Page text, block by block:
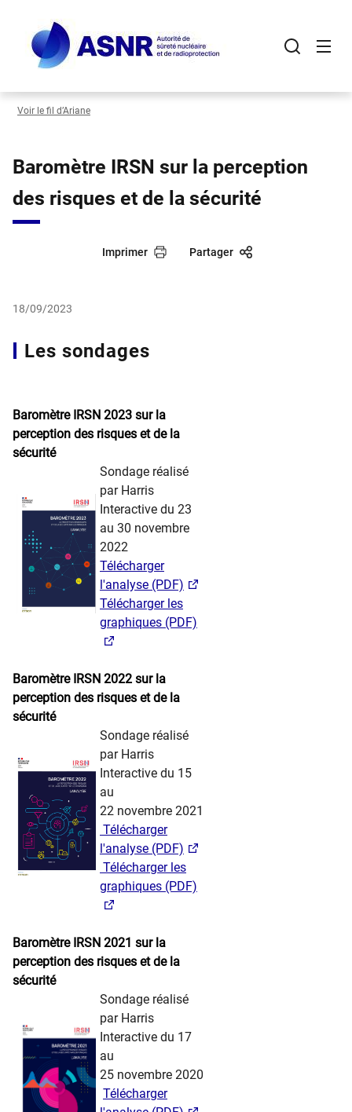
contenu
principal
Voir le fil d’Ariane
Baromètre IRSN sur la perception
des risques et de la sécurité
Imprimer Partager
18/09/2023
Les sondages
Baromètre IRSN 2023 sur la
perception des risques et de la
sécurité
Sondage réalisé
par Harris
Interactive du 23
au 30 novembre
2022
Télécharger
l'analyse (PDF)
Télécharger les
graphiques (PDF)
Baromètre IRSN 2022 sur la
perception des risques et de la
sécurité
Sondage réalisé
par Harris
Interactive du ​​15
au
22 novembre 2021
​ ​Télécharger
l'analyse​ (PDF)​
​ ​Télécharger les
graphiques (PDF)
Baromètre IRSN 2021 sur la
perception des risques et de la
sécurité
Sondage réalisé
par Harris
Interactive du ​​17
au
25 novembre 2020
Télécharger